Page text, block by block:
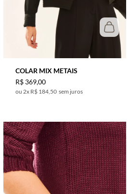
COLAR MIX METAIS
R$ 369,00
2x R$ 184,50 sem juros